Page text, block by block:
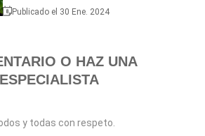
Publicado el 30 Ene. 2024
O HAZ UNA
y todas con respeto.